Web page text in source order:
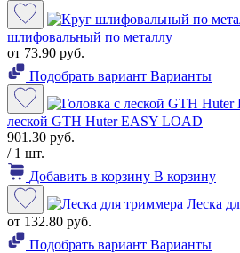
шлифовальный по металлу
от 73.90 руб.
Подобрать вариант Варианты
леской GTH Huter EASY LOAD
901.30 руб.
/ 1 шт.
Добавить в корзину В корзину
Леска
от 132.80 руб.
Подобрать вариант Варианты